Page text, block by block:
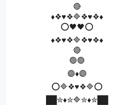
🔴
♦❖♥❖🔷❖♥❖♦
⭕🖤🖤⭕
♦❖♥❖🔷❖♥❖♦
🔴
🟢🟢
🟣♦🟣
⭕🔷❖♥❖🔷⭕
██✮♦️✮🔷✮♦️✮██